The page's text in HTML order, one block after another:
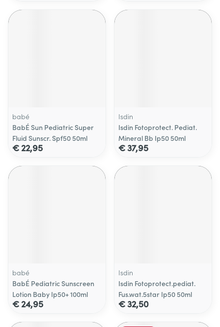
babé
BabÉ Sun Pediatric Super
Fluid Sunscr. Spf50 50ml
€ 22,95
Isdin
Isdin Fotoprotect. Pediat.
Mineral Bb Ip50 50ml
€ 37,95
babé
BabÉ Pediatric Sunscreen
Lotion Baby Ip50+ 100ml
€ 24,95
Isdin
Isdin Fotoprotect.pediat.
Fus.wat.5star Ip50 50ml
€ 32,50